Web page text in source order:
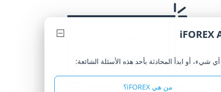
English
Japanese - 日本語
Korean -한국어 (대한민국)
iFOREX
شيء، أو ابدأ المحادثة بأحد هذه الأسئلة الشائعة:
من هي iFOREX؟